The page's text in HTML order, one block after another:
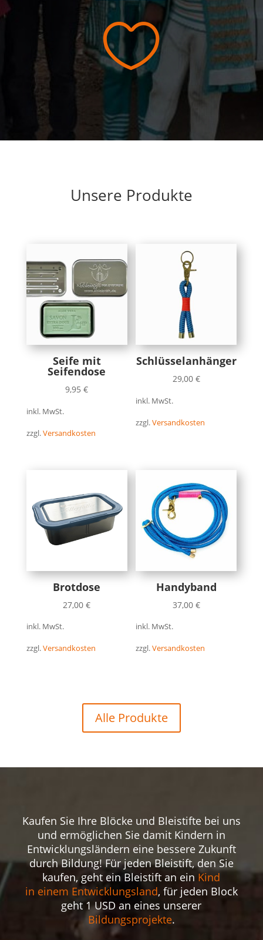

Unsere Produkte
Seife mit
Seifendose
9,95€
inkl. MwSt.
zzgl.Versandkosten
Schlüsselanhänger
29,00 €
inkl. MwSt.
zzgl.Versandkosten
Brotdose
27,00€
inkl. MwSt.
zzgl.Versandkosten
Handyband
37,00 €
inkl. MwSt.
zzgl.Versandkosten
Alle Produkte
Kaufen Sie Ihre Blöcke und Bleistifte bei uns
und ermöglichen Sie damit Kindern in
Entwicklungsländern eine bessere Zukunft
durch Bildung!Für jeden Bleistift, den Sie
kaufen, geht ein Bleistift an ein Kind
in einem Entwicklungsland, für jeden Block
geht 1 USD an eines unserer
Bildungsprojekte.